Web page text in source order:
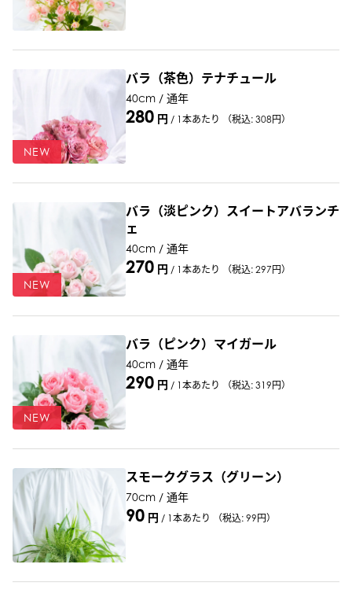
NEW
バラ（茶色）テナチュール
40cm / 通年
280 円 / 1本あたり （税込: 308円）
NEW
バラ（淡ピンク）スイートアバランチ
ェ
40cm / 通年
270 円 / 1本あたり （税込: 297円）
NEW
バラ（ピンク）マイガール
40cm / 通年
290 円 / 1本あたり （税込: 319円）
スモークグラス（グリーン）
70cm / 通年
90 円 / 1本あたり （税込: 99円）